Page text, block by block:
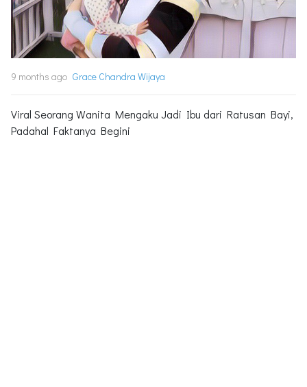
9 months ago Grace Chandra Wijaya
Viral Seorang Wanita Mengaku Jadi Ibu dari Ratusan Bayi,
Padahal Faktanya Begini